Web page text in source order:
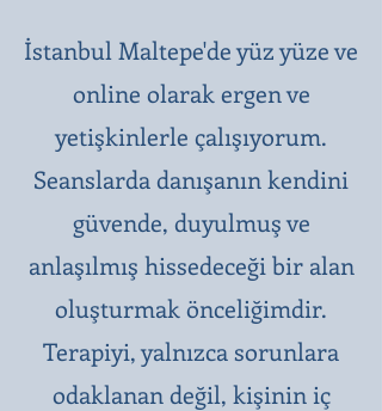
İstanbul Maltepe'de yüz yüze ve
online olarak ergen ve
yetişkinlerle çalışıyorum.
Seanslarda danışanın kendini
güvende, duyulmuş ve
anlaşılmış hissedeceği bir alan
oluşturmak önceliğimdir.
Terapiyi, yalnızca sorunlara
odaklanan değil, kişinin iç